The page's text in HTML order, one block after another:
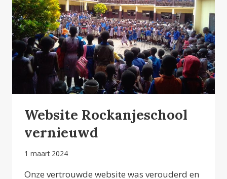
Website Rockanjeschool
vernieuwd
1 maart 2024
Onze vertrouwde website was verouderd en